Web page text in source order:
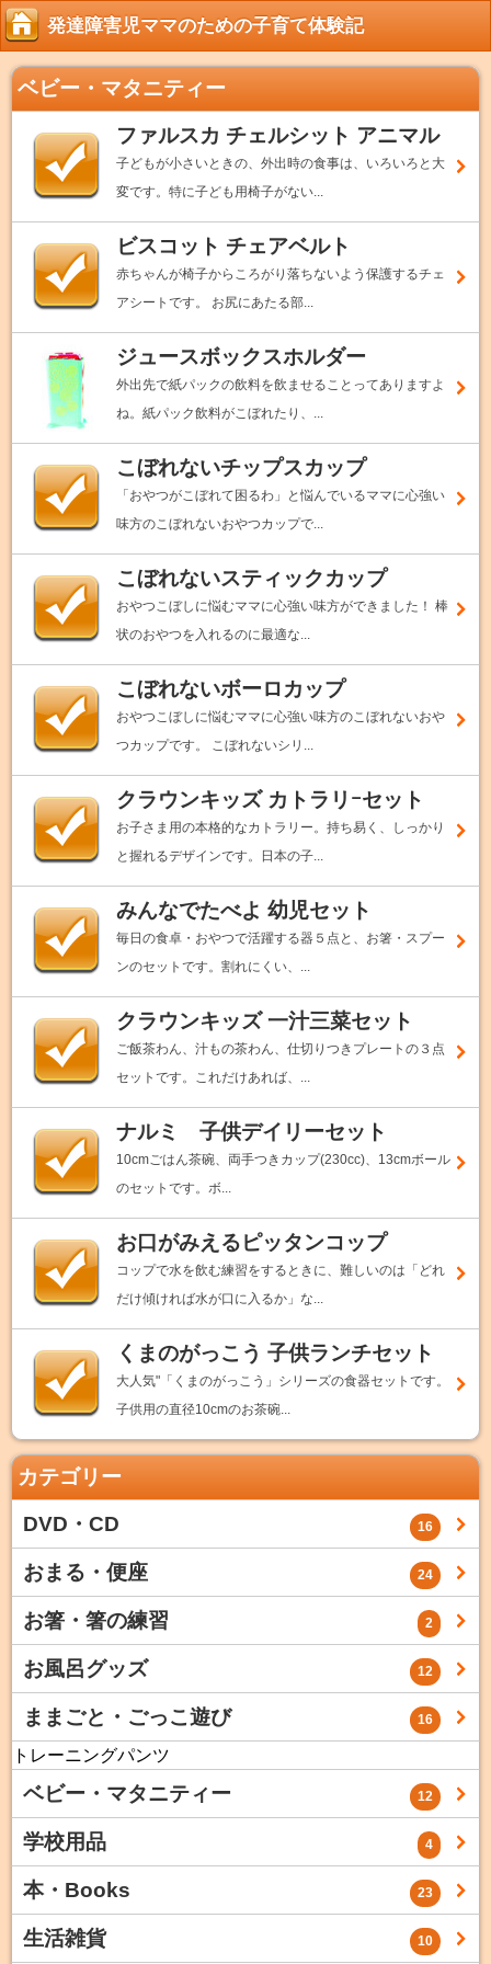
発達障害児ママのための子育て体験記
ベビー・マタニティー
ファルスカ チェルシット アニマル
子どもが小さいときの、外出時の食事は、いろいろと大
変です。特に子ども用椅子がない...
ビスコット チェアベルト
赤ちゃんが椅子からころがり落ちないよう保護するチェ
アシートです。 お尻にあたる部...
ジュースボックスホルダー
外出先で紙パックの飲料を飲ませることってありますよ
ね。紙パック飲料がこぼれたり、...
こぼれないチップスカップ
「おやつがこぼれて困るわ」と悩んでいるママに心強い
味方のこぼれないおやつカップで...
こぼれないスティックカップ
おやつこぼしに悩むママに心強い味方ができました！ 棒
状のおやつを入れるのに最適な...
こぼれないボーロカップ
おやつこぼしに悩むママに心強い味方のこぼれないおや
つカップです。 こぼれないシリ...
クラウンキッズ カトラリｰセット
お子さま用の本格的なカトラリー。持ち易く、しっかり
と握れるデザインです。日本の子...
みんなでたべよ 幼児セット
毎日の食卓・おやつで活躍する器５点と、お箸・スプー
ンのセットです。割れにくい、...
クラウンキッズ 一汁三菜セット
ご飯茶わん、汁もの茶わん、仕切りつきプレートの３点
セットです。これだけあれば、...
ナルミ 子供デイリーセット
10cmごはん茶碗、両手つきカップ(230cc)、13cmボール
のセットです。ボ...
お口がみえるピッタンコップ
コップで水を飲む練習をするときに、難しいのは「どれ
だけ傾ければ水が口に入るか」な...
くまのがっこう 子供ランチセット
大人気"「くまのがっこう」シリーズの食器セットです。
子供用の直径10cmのお茶碗...
カテゴリー
DVD・CD 16
おまる・便座 24
お箸・箸の練習 2
お風呂グッズ 12
ままごと・ごっこ遊び 16
トレーニングパンツ
ベビー・マタニティー 12
学校用品 4
本・Books 23
生活雑貨 10